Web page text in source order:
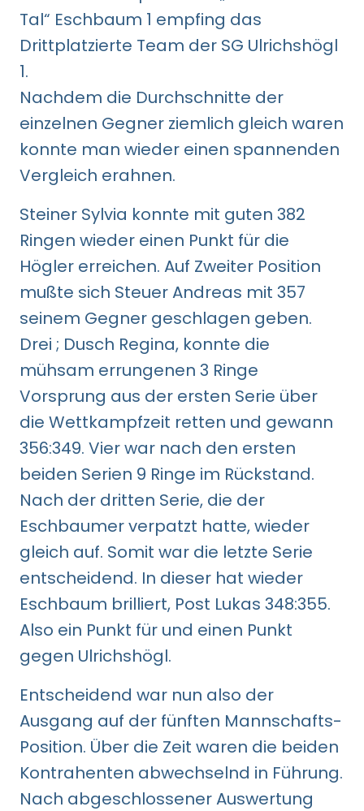
Tal“ Eschbaum 1 empfing das
Drittplatzierte Team der SG Ulrichshögl
1.
Nachdem die Durchschnitte der
einzelnen Gegner ziemlich gleich waren
konnte man wieder einen spannenden
Vergleich erahnen.
Steiner Sylvia konnte mit guten 382
Ringen wieder einen Punkt für die
Högler erreichen. Auf Zweiter Position
mußte sich Steuer Andreas mit 357
seinem Gegner geschlagen geben.
Drei ; Dusch Regina, konnte die
mühsam errungenen 3 Ringe
Vorsprung aus der ersten Serie über
die Wettkampfzeit retten und gewann
356:349. Vier war nach den ersten
beiden Serien 9 Ringe im Rückstand.
Nach der dritten Serie, die der
Eschbaumer verpatzt hatte, wieder
gleich auf. Somit war die letzte Serie
entscheidend. In dieser hat wieder
Eschbaum brilliert, Post Lukas 348:355.
Also ein Punkt für und einen Punkt
gegen Ulrichshögl.
Entscheidend war nun also der
Ausgang auf der fünften Mannschafts-
Position. Über die Zeit waren die beiden
Kontrahenten abwechselnd in Führung.
Nach abgeschlossener Auswertung